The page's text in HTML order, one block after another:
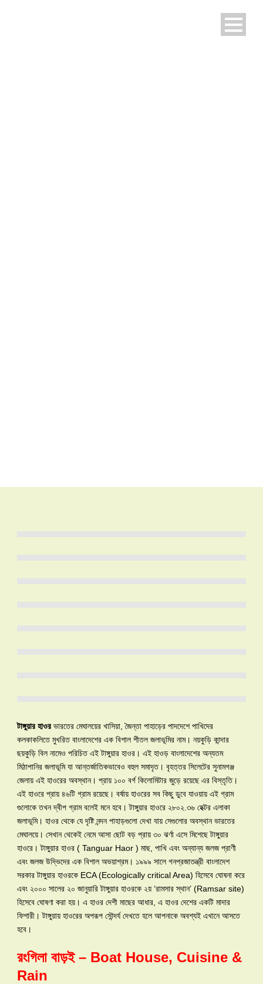
টাঙ্গুয়ার হাওরভারতের মেঘালয়ের খাসিয়া, জৈন্তা পাহাড়ের পাদদেশে পাখিদের
কলকাকলিতে মুখরিত বাংলাদেশের এক বিশাল শীতল জলাভূমির নাম। নয়কুড়ি কান্দার
ছয়কুড়ি বিল নামেও পরিচিত এই টাঙ্গুয়ার হাওর। এই হাওড় বাংলাদেশের অন্যতম
মিঠাপানির জলাভূমি যা আন্তর্জাতিকভাবেও বহুল সমাদৃত। বৃহত্তর সিলেটের সুনামগঞ্জ
জেলায় এই হাওরের অবস্থান। প্রায় ১০০ বর্গ কিলোমিটার জুড়ে রয়েছে এর বিস্তৃতি।
এই হাওরে প্রায় ৪৬টি গ্রাম রয়েছে। বর্ষায় হাওরের সব কিছু ডুবে যাওয়ায় এই গ্রাম
গুলোকে তখন দ্বীপ গ্রাম বলেই মনে হবে। টাঙ্গুয়ার হাওরে ২৮০২.৩৬ হেক্টর এলাকা
জলাভূমি। হাওর থেকে যে দৃষ্টি নন্দন পাহাড়গুলো দেখা যায় সেগুলোর অবস্থান ভারতের
মেঘালয়ে। সেখান থেকেই নেমে আসা ছোট বড় প্রায় ৩০ ঝর্ণা এসে মিশেছে টাঙ্গুয়ার
হাওরে। টাঙ্গুয়ার হাওর ( Tanguar Haor ) মাছ, পাখি এবং অন্যান্য জলজ প্রাণী
এবং জলজ উদ্ভিদের এক বিশাল অভয়াশ্রম। ১৯৯৯ সালে গনপ্রজাতন্ত্রী বাংলাদেশ
সরকার টাঙ্গুয়ার হাওরকে ECA (Ecologically critical Area) হিসেবে ঘোষনা করে
এবং ২০০০ সালের ২০ জানুয়ারি টাঙ্গুয়ার হাওরকে ২য় ‘রামসার স্থান’ (Ramsar site)
হিসেবে ঘোষণা করা হয়। এ হাওর দেশী মাছের আধার, এ হাওর দেশের একটি মাদার
ফিশারী। টাঙ্গুয়ায় হাওরের অপরূপ সৌন্দর্য দেখতে হলে আপনাকে অবশ্যই এখানে আসতে
হবে।
রংগিলা বাড়ই – Boat House, Cuisine &
Rain